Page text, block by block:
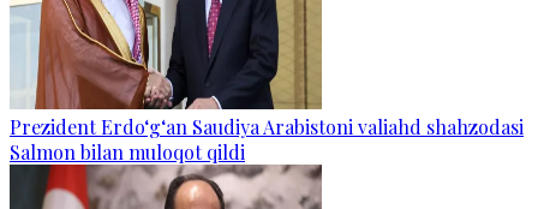
Prezident Erdo‘g‘an Saudiya Arabistoni valiahd shahzodasi
Salmon bilan muloqot qildi